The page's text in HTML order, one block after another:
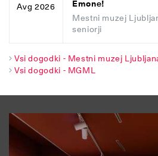
Avg 2026
Emone!
Mestni muzej
seniorji
Vsi dogodki - Mestni muzej
Vsi dogodki - MGML